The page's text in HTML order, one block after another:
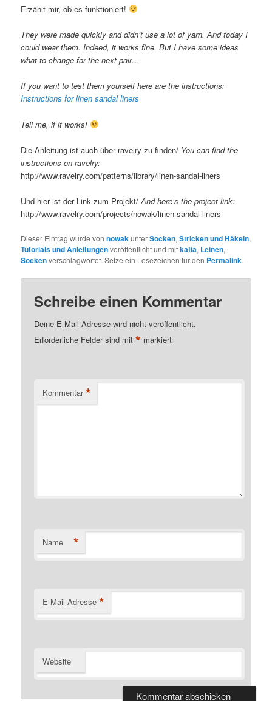
Erzählt mir, ob es funktioniert!
They were made quickly and didn’t use a lot of yarn. And today I
could wear them. Indeed, it works fine. But I have some ideas
what to change for the next pair…
If you want to test them yourself here are the instructions:
Instructions for linen sandal liners
Tell me, if it works!
Die Anleitung ist auch über ravelry zu finden/ You can find the
instructions on ravelry:
http://www.ravelry.com/patterns/library/linen-sandal-liners
Und hier ist der Link zum Projekt/And here’s the project link:
http://www.ravelry.com/projects/nowak/linen-sandal-liners
Dieser Eintrag wurde vonnowakunterSocken,Stricken und Häkeln,
Tutorials und Anleitungenveröffentlicht und mitkatia, Leinen,
Sockenverschlagwortet. Setze ein Lesezeichen für den Permalink.
Schreibe einen Kommentar
Deine E-Mail-Adresse wird nicht veröffentlicht.
Erforderliche Felder sind mit* markiert
Kommentar *
Name *
E-Mail-Adresse *
Website